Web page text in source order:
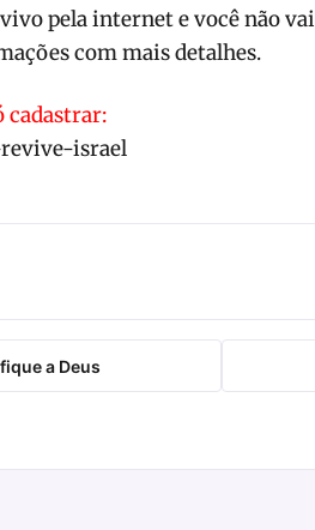
pela internet e você não vai
com mais detalhes.
cadastrar:
israel
a Deus